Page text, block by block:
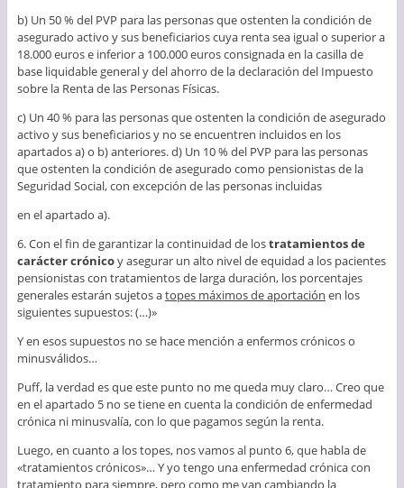
b) Un 50 % del PVP para las personas que ostenten la condición de
asegurado activo y sus beneficiarios cuya renta sea igual o superior a
18.000 euros e inferior a 100.000 euros consignada en la casilla de
base liquidable general y del ahorro de la declaración del Impuesto
sobre la Renta de las Personas Físicas.
c) Un 40 % para las personas que ostenten la condición de asegurado
activo y sus beneficiarios y no se encuentren incluidos en los
apartados a) o b) anteriores. d) Un 10 % del PVP para las personas
que ostenten la condición de asegurado como pensionistas de la
Seguridad Social, con excepción de las personas incluidas
en el apartado a).
6. Con el fin de garantizar la continuidad de lostratamientos de
carácter crónicoy asegurar un alto nivel de equidad a los pacientes
pensionistas con tratamientos de larga duración, los porcentajes
generales estarán sujetos atopes máximos de aportación en los
siguientes supuestos: (…)»
Y en esos supuestos no se hace mención a enfermos crónicos o
minusválidos…
Puff, la verdad es que este punto no me queda muy claro… Creo que
en el apartado 5 no se tiene en cuenta la condición de enfermedad
crónica ni minusvalía, con lo que pagamos según la renta.
Luego, en cuanto a los topes, nos vamos al punto 6, que habla de
«tratamientos crónicos»… Y yo tengo una enfermedad crónica con
tratamiento para siempre, pero como me van cambiando la